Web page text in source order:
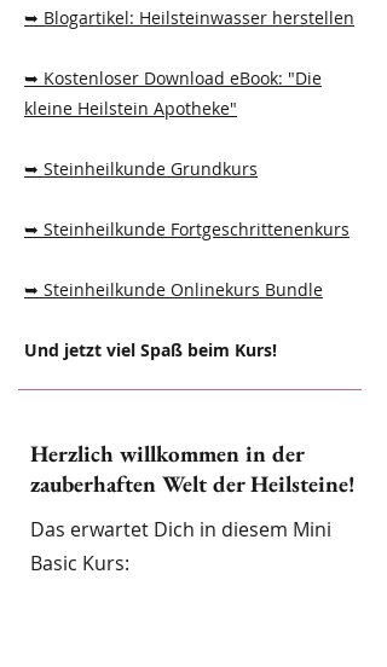
➥ Blogartikel: Heilsteinwasser herstellen
➥ Kostenloser Download eBook: "Die
kleine Heilstein Apotheke"
➥ Steinheilkunde Grundkurs
➥ Steinheilkunde Fortgeschrittenenkurs
➥ Steinheilkunde Onlinekurs Bundle
Und jetzt viel Spaß beim Kurs!
Herzlich willkommen in der
zauberhaften Welt der Heilsteine!
Das erwartet Dich in diesem Mini
Basic Kurs: